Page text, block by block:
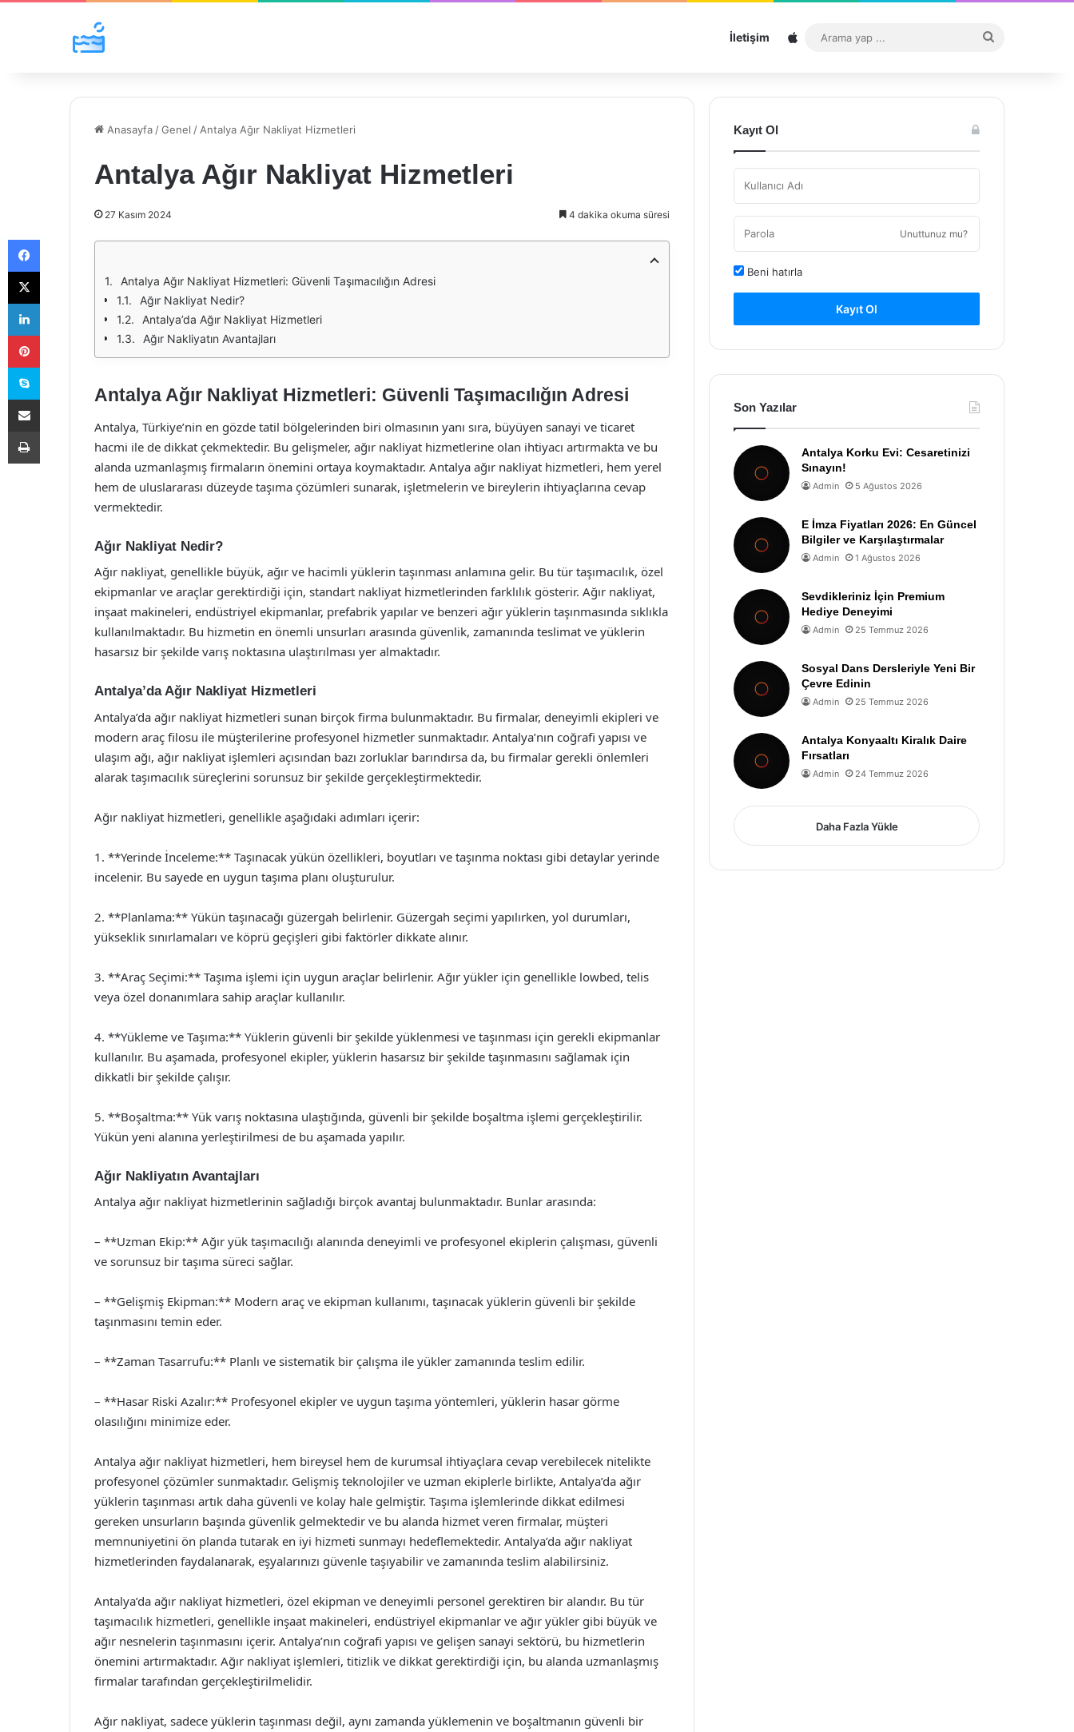
İletişim Sitemap
...
Anasayfa /Genel / Antalya Ağır Nakliyat Hizmetleri
Antalya Ağır Nakliyat Hizmetleri
27 Kasım 2024 4 dakika okuma süresi
Antalya Ağır Nakliyat Hizmetleri: Güvenli Taşımacılığın Adresi
Ağır Nakliyat Nedir?
Antalya’da Ağır Nakliyat Hizmetleri
Ağır Nakliyatın Avantajları
Antalya Ağır Nakliyat Hizmetleri: Güvenli Taşımacılığın Adresi
Antalya, Türkiye’nin en gözde tatil bölgelerinden biri olmasının yanı sıra, büyüyen sanayi ve ticaret
hacmi ile de dikkat çekmektedir. Bu gelişmeler, ağır nakliyat hizmetlerine olan ihtiyacı artırmakta ve bu
alanda uzmanlaşmış firmaların önemini ortaya koymaktadır. Antalya ağır nakliyat hizmetleri, hem yerel
hem de uluslararası düzeyde taşıma çözümleri sunarak, işletmelerin ve bireylerin ihtiyaçlarına cevap
vermektedir.
Ağır Nakliyat Nedir?
Ağır nakliyat, genellikle büyük, ağır ve hacimli yüklerin taşınması anlamına gelir. Bu tür taşımacılık, özel
ekipmanlar ve araçlar gerektirdiği için, standart nakliyat hizmetlerinden farklılık gösterir. Ağır nakliyat,
inşaat makineleri, endüstriyel ekipmanlar, prefabrik yapılar ve benzeri ağır yüklerin taşınmasında sıklıkla
kullanılmaktadır. Bu hizmetin en önemli unsurları arasında güvenlik, zamanında teslimat ve yüklerin
hasarsız bir şekilde varış noktasına ulaştırılması yer almaktadır.
Antalya’da Ağır Nakliyat Hizmetleri
Antalya’da ağır nakliyat hizmetleri sunan birçok firma bulunmaktadır. Bu firmalar, deneyimli ekipleri ve
modern araç filosu ile müşterilerine profesyonel hizmetler sunmaktadır. Antalya’nın coğrafi yapısı ve
ulaşım ağı, ağır nakliyat işlemleri açısından bazı zorluklar barındırsa da, bu firmalar gerekli önlemleri
alarak taşımacılık süreçlerini sorunsuz bir şekilde gerçekleştirmektedir.
Ağır nakliyat hizmetleri, genellikle aşağıdaki adımları içerir:
1. **Yerinde İnceleme:** Taşınacak yükün özellikleri, boyutları ve taşınma noktası gibi detaylar yerinde
incelenir. Bu sayede en uygun taşıma planı oluşturulur.
2. **Planlama:** Yükün taşınacağı güzergah belirlenir. Güzergah seçimi yapılırken, yol durumları,
yükseklik sınırlamaları ve köprü geçişleri gibi faktörler dikkate alınır.
3. **Araç Seçimi:** Taşıma işlemi için uygun araçlar belirlenir. Ağır yükler için genellikle lowbed, telis
veya özel donanımlara sahip araçlar kullanılır.
4. **Yükleme ve Taşıma:** Yüklerin güvenli bir şekilde yüklenmesi ve taşınması için gerekli ekipmanlar
kullanılır. Bu aşamada, profesyonel ekipler, yüklerin hasarsız bir şekilde taşınmasını sağlamak için
dikkatli bir şekilde çalışır.
5. **Boşaltma:** Yük varış noktasına ulaştığında, güvenli bir şekilde boşaltma işlemi gerçekleştirilir.
Yükün yeni alanına yerleştirilmesi de bu aşamada yapılır.
Ağır Nakliyatın Avantajları
Antalya ağır nakliyat hizmetlerinin sağladığı birçok avantaj bulunmaktadır. Bunlar arasında:
– **Uzman Ekip:** Ağır yük taşımacılığı alanında deneyimli ve profesyonel ekiplerin çalışması, güvenli
ve sorunsuz bir taşıma süreci sağlar.
– **Gelişmiş Ekipman:** Modern araç ve ekipman kullanımı, taşınacak yüklerin güvenli bir şekilde
taşınmasını temin eder.
– **Zaman Tasarrufu:** Planlı ve sistematik bir çalışma ile yükler zamanında teslim edilir.
– **Hasar Riski Azalır:** Profesyonel ekipler ve uygun taşıma yöntemleri, yüklerin hasar görme
olasılığını minimize eder.
Antalya ağır nakliyat hizmetleri, hem bireysel hem de kurumsal ihtiyaçlara cevap verebilecek nitelikte
profesyonel çözümler sunmaktadır. Gelişmiş teknolojiler ve uzman ekiplerle birlikte, Antalya’da ağır
yüklerin taşınması artık daha güvenli ve kolay hale gelmiştir. Taşıma işlemlerinde dikkat edilmesi
gereken unsurların başında güvenlik gelmektedir ve bu alanda hizmet veren firmalar, müşteri
memnuniyetini ön planda tutarak en iyi hizmeti sunmayı hedeflemektedir. Antalya’da ağır nakliyat
hizmetlerinden faydalanarak, eşyalarınızı güvenle taşıyabilir ve zamanında teslim alabilirsiniz.
Antalya’da ağır nakliyat hizmetleri, özel ekipman ve deneyimli personel gerektiren bir alandır. Bu tür
taşımacılık hizmetleri, genellikle inşaat makineleri, endüstriyel ekipmanlar ve ağır yükler gibi büyük ve
ağır nesnelerin taşınmasını içerir. Antalya’nın coğrafi yapısı ve gelişen sanayi sektörü, bu hizmetlerin
önemini artırmaktadır. Ağır nakliyat işlemleri, titizlik ve dikkat gerektirdiği için, bu alanda uzmanlaşmış
firmalar tarafından gerçekleştirilmelidir.
Ağır nakliyat, sadece yüklerin taşınması değil, aynı zamanda yüklemenin ve boşaltmanın güvenli bir
Kayıt Ol
Unuttunuz mu?
Beni hatırla
Kayıt Ol
Son Yazılar
Antalya Korku Evi: Cesaretinizi
Sınayın!
Admin 5 Ağustos 2026
E İmza Fiyatları 2026: En Güncel
Bilgiler ve Karşılaştırmalar
Admin 1 Ağustos 2026
Sevdikleriniz İçin Premium
Hediye Deneyimi
Admin 25 Temmuz 2026
Sosyal Dans Dersleriyle Yeni Bir
Çevre Edinin
Admin 25 Temmuz 2026
Antalya Konyaaltı Kiralık Daire
Fırsatları
Admin 24 Temmuz 2026
Daha Fazla Yükle
Facebook
X
LinkedIn
Pinterest
Skype
E-Posta ile paylaş